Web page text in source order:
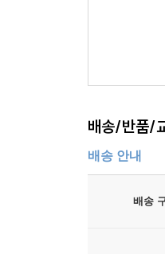
배송/반품/
배송 안내
배송